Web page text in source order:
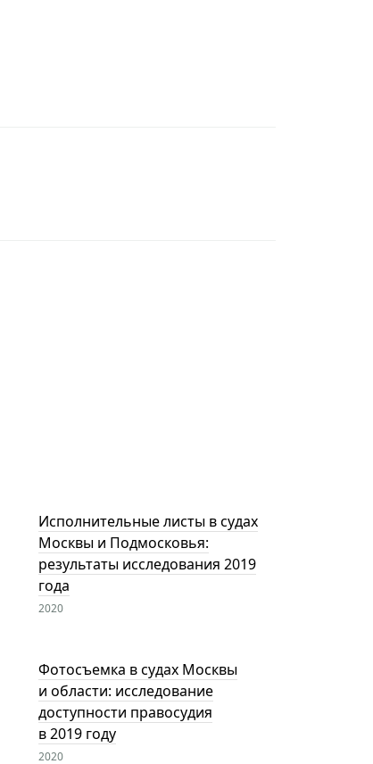
Исполнительные листы в судах
Москвы и Подмосковья:
результаты исследования 2019
года
2020
Фотосъемка в судах Москвы
и области: исследование
доступности правосудия
в 2019 году
2020